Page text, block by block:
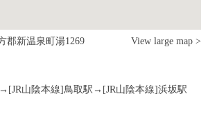
View large map >
郡新温泉町湯1269
→[JR山陰本線]鳥取駅→[JR山陰本線]浜坂駅